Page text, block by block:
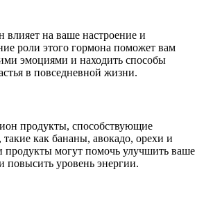
влияет на ваше настроение и
роли этого гормона поможет вам
эмоциями и находить способы
в повседневной жизни.
продукты, способствующие
как бананы, авокадо, орехи и
могут помочь улучшить ваше
повысить уровень энергии.